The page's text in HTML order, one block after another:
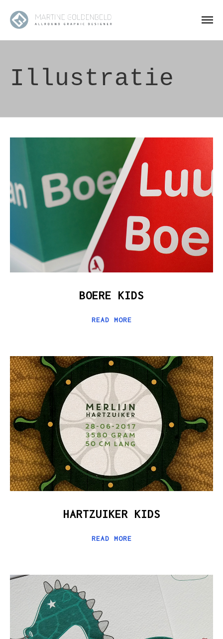
Illustratie
BOERE KIDS
READ MORE
HARTZUIKER KIDS
READ MORE